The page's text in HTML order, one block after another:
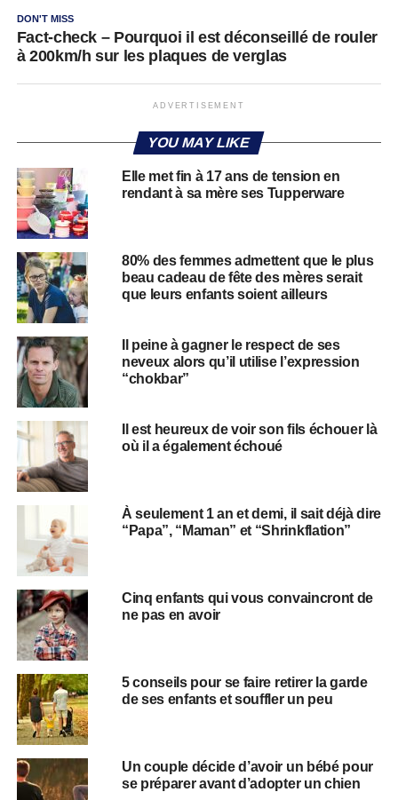
DON'T MISS
Fact-check – Pourquoi il est déconseillé de rouler
à 200km/h sur les plaques de verglas
ADVERTISEMENT
YOU MAY LIKE
Elle met fin à 17 ans de tension en
rendant à sa mère ses Tupperware
80% des femmes admettent que le plus
beau cadeau de fête des mères serait
que leurs enfants soient ailleurs
Il peine à gagner le respect de ses
neveux alors qu’il utilise l’expression
“chokbar”
Il est heureux de voir son fils échouer là
où il a également échoué
À seulement 1 an et demi, il sait déjà dire
“Papa”, “Maman” et “Shrinkflation”
Cinq enfants qui vous convaincront de
ne pas en avoir
5 conseils pour se faire retirer la garde
de ses enfants et souffler un peu
Un couple décide d’avoir un bébé pour
se préparer avant d’adopter un chien